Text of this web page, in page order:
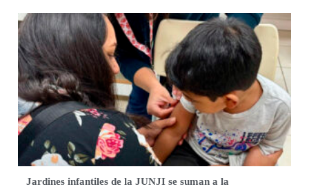
Jardines infantiles de la JUNJI se suman a la